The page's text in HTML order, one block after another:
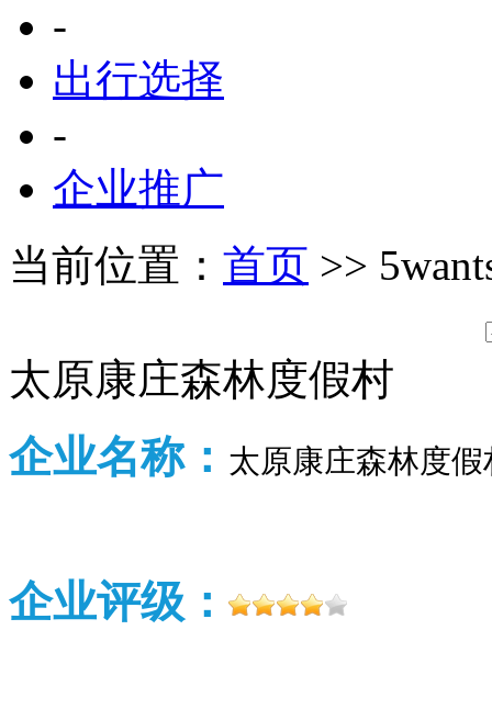
-
出行选择
-
企业推广
当前位置： 首页 >>
太原康庄森林度假村
企业名称： 太原康庄森林度假
企业评级：